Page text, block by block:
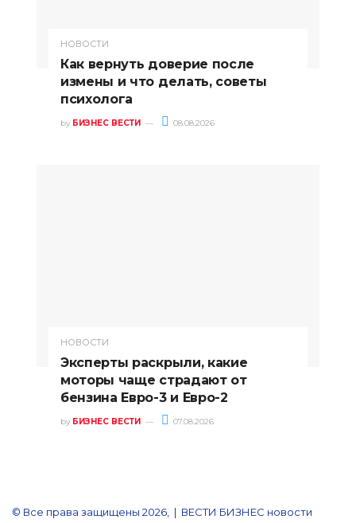
НОВОСТИ
Как вернуть доверие после
измены и что делать, советы
психолога
by БИЗНЕС ВЕСТИ 08.08.2026
НОВОСТИ
Эксперты раскрыли, какие
моторы чаще страдают от
бензина Евро-3 и Евро-2
by БИЗНЕС ВЕСТИ 07.08.2026
© Все права защищены 2026, | ВЕСТИ БИЗНЕС новости